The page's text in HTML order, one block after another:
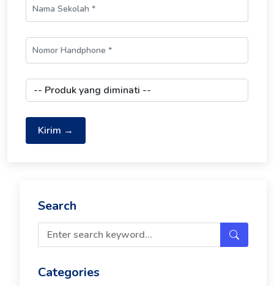
Kirim →
Search
Categories